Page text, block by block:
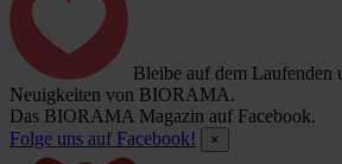
Bleibe auf dem Laufenden
Neuigkeiten von BIORAMA.
Das BIORAMA Magazin auf Facebook.
Folge uns auf Facebook!
×